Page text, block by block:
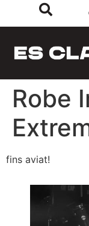
Robe
fins aviat!